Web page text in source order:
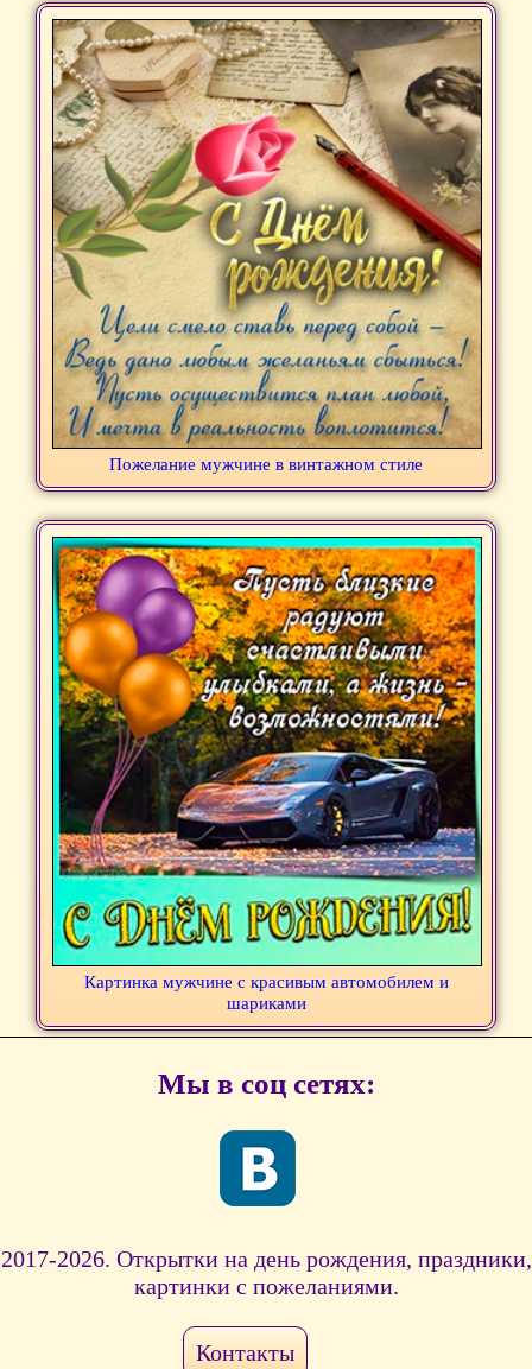
Пожелание мужчине в винтажном стиле
Картинка мужчине с красивым автомобилем и
шариками
Мы в соц сетях:
2017-2026. Открытки на день рождения, праздники,
картинки с пожеланиями.
Контакты